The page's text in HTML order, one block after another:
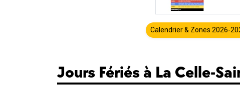
Calendrier & Zones 2026-
Jours Fériés à La Celle-